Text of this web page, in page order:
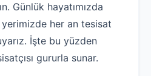
Günlük hayatımızda
her an tesisat
İşte bu yüzden
gururla sunar.